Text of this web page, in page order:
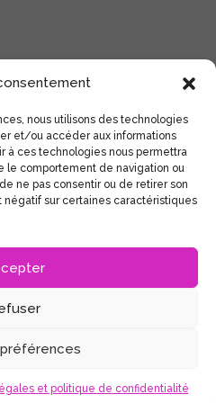
nous utilisons des technologies
et/ou accéder aux informations
à ces technologies nous permettra
le comportement de navigation ou
ne pas consentir ou de retirer son
sur certaines caractéristiques
et politique de confidentialité
31 78
salon sur Facebook
(UE)
Haubourdin